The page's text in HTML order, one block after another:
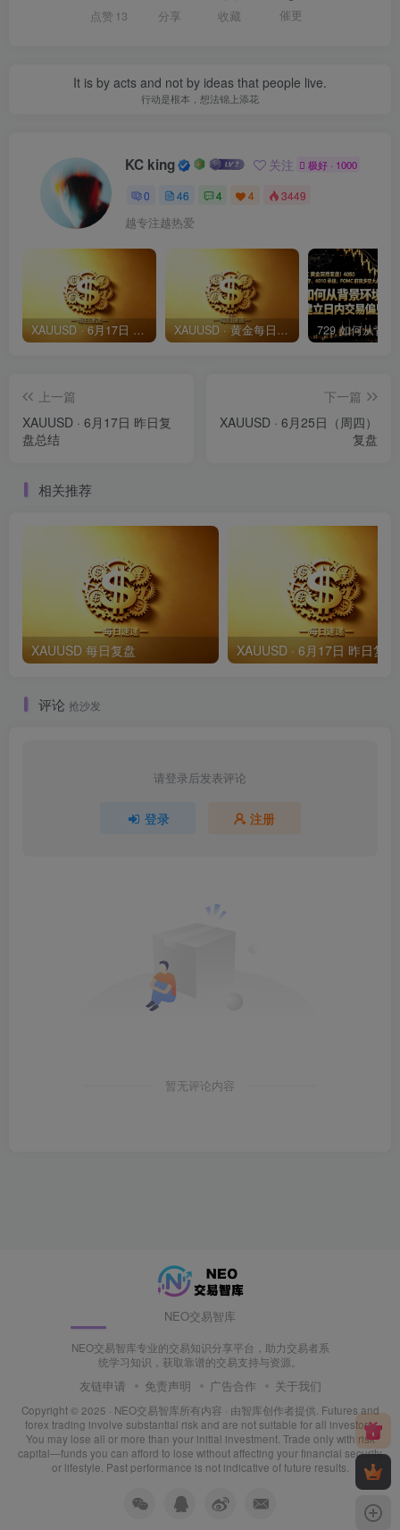
点赞 13 分享 收藏 催更
It is by acts and not by ideas that people live.
行动是根本，想法锦上添花
KC king 关注 极好 · 1000
0 46 4 4 3449
越专注越热爱
XAUUSD · 6月17日 昨日复盘总结 XAUUSD · 黄金每日速递
上一篇
XAUUSD · 6月17日 昨日复
盘总结
下一篇
XAUUSD · 6月25日（周四）
复盘
相关推荐
XAUUSD 每日复盘
评论 抢沙发
请登录后发表评论
登录 注册
暂无评论内容
NEO交易智库
NEO交易智库专业的交易知识分享平台，助力交易者系
统学习知识，获取靠谱的交易支持与资源。
友链申请 免责声明 广告合作 关于我们
Copyright © 2025 · NEO交易智库所有内容 · 由智库创作者提供. Futures and
forex trading involve substantial risk and are not suitable for all investors.
You may lose all or more than your initial investment. Trade only with risk
capital—funds you can afford to lose without affecting your financial security
or lifestyle. Past performance is not indicative of future results.